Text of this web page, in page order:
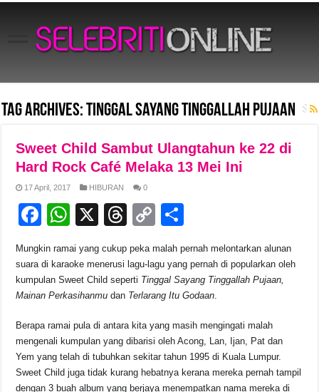
Tag Archives:Tinggal Sayang Tinggallah Pujaan
Sweet Child Sambut Ulangtahun ke 22 di
Hard Rock Café Melaka 13 Mei Ini
17 April, 2017 HIBURAN 0
F
c
e
b
o
o
k
W
at
s
A
p
p
X
T
e
a
d
s
C
p
y
Li
n
k
ar
e
Mungkin ramai yang cukup peka malah pernah melontarkan alunan
suara di karaoke menerusi lagu-lagu yang pernah di popularkan oleh
kumpulan Sweet Child seperti Tinggal Sayang Tinggallah Pujaan,
Mainan Perkasihanmu dan Terlarang Itu Godaan.
Berapa ramai pula di antara kita yang masih mengingati malah
mengenali kumpulan yang dibarisi oleh Acong, Lan, Ijan, Pat dan
Yem yang telah di tubuhkan sekitar tahun 1995 di Kuala Lumpur.
Sweet Child juga tidak kurang hebatnya kerana mereka pernah tampil
dengan 3 buah album yang berjaya menempatkan nama mereka di